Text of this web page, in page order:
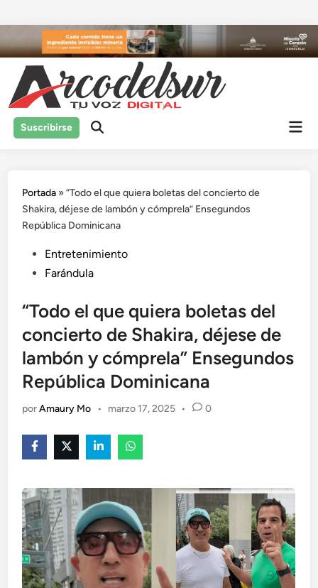
al
contenido
Suscribirse
Portada »“Todo el que quiera boletas del concierto de
Shakira, déjese de lambón y cómprela” Ensegundos
República Dominicana
Publicado
en
Entretenimiento
Farándula
“Todo el que quiera boletas del
concierto de Shakira, déjese de
lambón y cómprela” Ensegundos
República Dominicana
porAmaury Mo • marzo 17, 2025 • 0